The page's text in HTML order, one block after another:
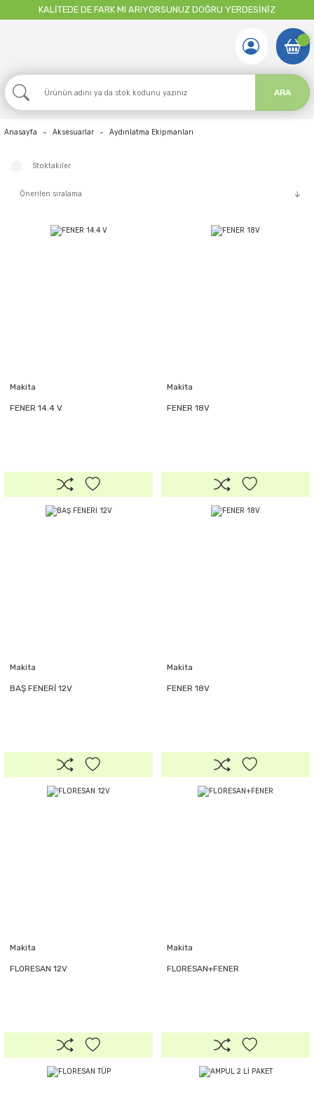
KALİTEDE DE FARK MI ARIYORSUNUZ DOĞRU YERDESİNİZ
ARA
Anasayfa Aksesuarlar Aydınlatma Ekipmanları
Stoktakiler
Makita
FENER 14.4 V
Makita
FENER 18V
Makita
BAŞ FENERİ 12V
Makita
FENER 18V
Makita
FLORESAN 12V
Makita
FLORESAN+FENER